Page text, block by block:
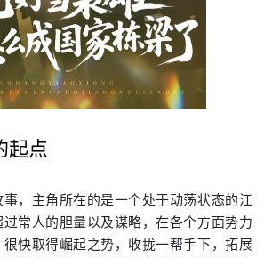
起点
，主角所在的是一个处于动荡状态的江
常人的胆量以及谋略，在各个方面势力
快取得崛起之势，收拢一帮手下，拓展